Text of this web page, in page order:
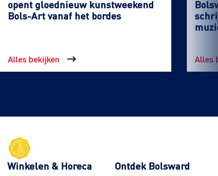
opent gloednieuw kunstweekend
Bols-Art vanaf het bordes
Alles bekijken Alles
Winkelen & Horeca Ontdek Bolsward